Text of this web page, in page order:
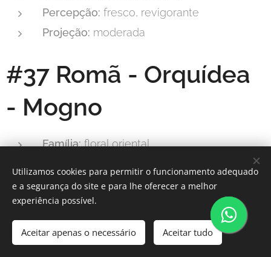
Percepção: fresco, revigorante
Projeção: moderada
#37 Romã - Orquídea
- Mogno
Família:floral oriental
Projeção:forte
#39 Bambu - Maçã
Utilizamos cookies para permitir o funcionamento adequado
e a segurança do site e para lhe oferecer a melhor
experiência possível.
Aceitar apenas o necessário Aceitar tudo